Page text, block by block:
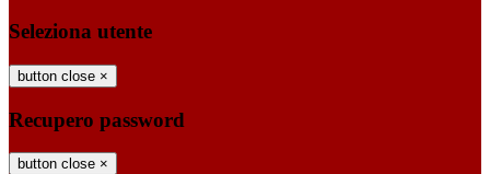
Seleziona utente
button close ×
Recupero password
button close ×